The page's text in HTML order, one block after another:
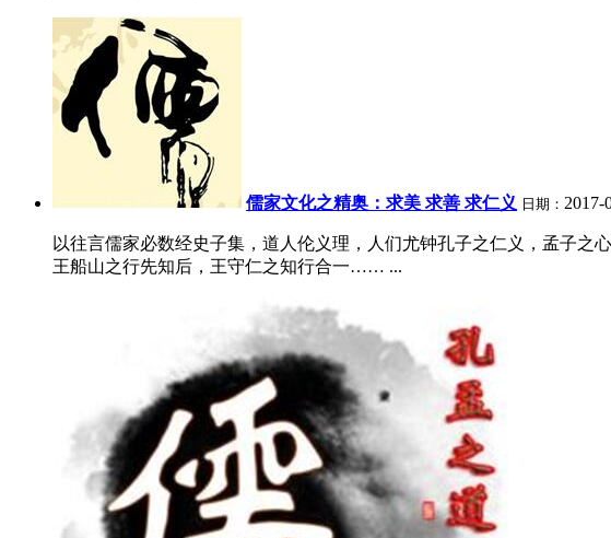
儒学
格言
民俗
养生
讲学
儒家文化之精奥：求美 求善 求仁义 日期： 2017-
以往言儒家必数经史子集，道人伦义理，人们尤钟孔子之仁义，孟子之
王船山之行先知后，王守仁之知行合一…… ...